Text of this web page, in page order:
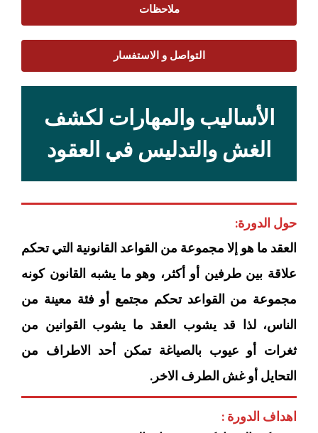
ملاحظات
التواصل و الاستفسار
الأساليب والمهارات لكشف
الغش والتدليس في العقود
حول الدورة:
العقد ما هو إلا مجموعة من القواعد القانونية التي تحكم
علاقة بين طرفين أو أكثر، وهو ما يشبه القانون كونه
مجموعة من القواعد تحكم مجتمع أو فئة معينة من
الناس، لذا قد يشوب العقد ما يشوب القوانين من
ثغرات أو عيوب بالصياغة تمكن أحد الاطراف من
التحايل أو غش الطرف الاخر.
اهداف الدورة :